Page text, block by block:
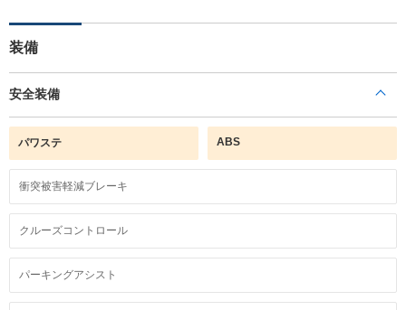
装備
安全装備
パワステ ABS
衝突被害軽減ブレーキ
クルーズコントロール
パーキングアシスト